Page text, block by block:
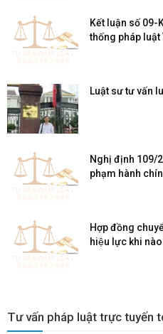
Kết luận số 09-
thống pháp luật
Luật sư tư vấn
Nghị định 109/
phạm hành
Hợp đồng
hiệu lực khi
Tư vấn pháp luật trực tuyến